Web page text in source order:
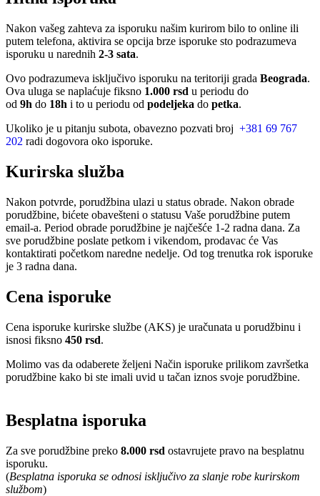
Nakon vašeg zahteva za isporuku našim kurirom bilo to online ili
putem telefona, aktivira se opcija brze isporuke sto podrazumeva
isporuku u narednih 2-3 sata.
Ovo podrazumeva isključivo isporuku na teritoriji grada Beograda.
Ova uluga se naplaćuje fiksno 1.000 rsd u periodu do
od 9h do 18h i to u periodu od podeljeka do petka.
Ukoliko je u pitanju subota, obavezno pozvati broj +381 69 767
202 radi dogovora oko isporuke.
Kurirska služba
Nakon potvrde, porudžbina ulazi u status obrade. Nakon obrade
porudžbine, bićete obavešteni o statusu Vaše porudžbine putem
email-a. Period obrade porudžbine je najčešće 1-2 radna dana. Za
sve porudžbine poslate petkom i vikendom, prodavac će Vas
kontaktirati početkom naredne nedelje. Od tog trenutka rok isporuke
je 3 radna dana.
Cena isporuke
Cena isporuke kurirske službe (AKS) je uračunata u porudžbinu i
isnosi fiksno 450 rsd.
Molimo vas da odaberete željeni Način isporuke prilikom završetka
porudžbine kako bi ste imali uvid u tačan iznos svoje porudžbine.
Besplatna isporuka
Za sve porudžbine preko 8.000 rsd ostavrujete pravo na besplatnu
isporuku.
(Besplatna isporuka se odnosi isključivo za slanje robe kurirskom
službom)